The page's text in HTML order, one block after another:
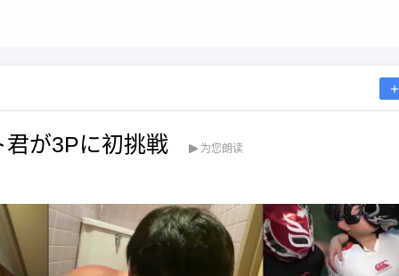
が3Pに初挑戦 为您朗读